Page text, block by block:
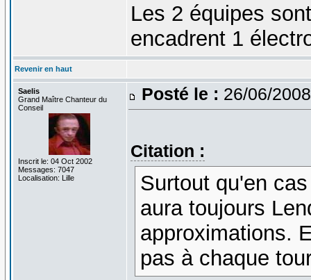
Les 2 équipes
encadrent 1
Revenir en haut
Saelis
Grand Maître Chanteur du
Conseil
Inscrit le: 04 Oct 2002
Messages: 7047
Localisation: Lille
Posté le : 26/06/
Citation :
Surtout qu'en
aura toujours
approximations.
pas à chaque